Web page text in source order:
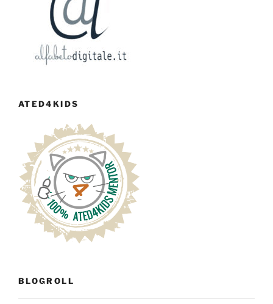
ATED4KIDS
BLOGROLL